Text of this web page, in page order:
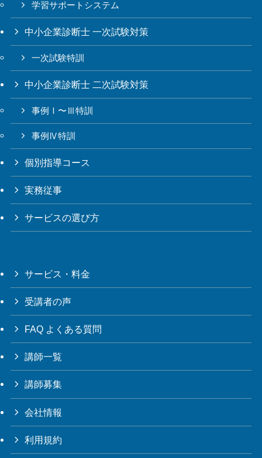
学習サポートシステム
中小企業診断士 一次試験対策
一次試験特訓
中小企業診断士 二次試験対策
事例Ⅰ〜Ⅲ特訓
事例Ⅳ特訓
個別指導コース
実務従事
サービスの選び方
サービス・料金
受講者の声
FAQ よくある質問
講師一覧
講師募集
会社情報
利用規約